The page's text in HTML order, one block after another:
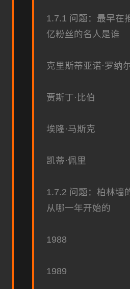
1.7.1 问题：最早在
亿粉丝的名人是谁
克里斯蒂亚诺·罗纳
贾斯丁·比伯
埃隆·马斯克
凯蒂·佩里
1.7.2 问题：柏林墙
从哪一年开始的
1988
1989